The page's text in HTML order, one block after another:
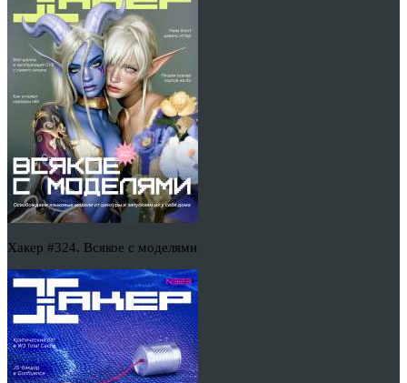
Хакер #324. Всякое с моделями